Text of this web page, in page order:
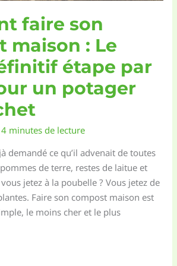
faire son
maison : Le
étape par
un potager
4 minutes de lecture
demandé ce qu’il advenait de toutes
de terre, restes de laitue et
jetez à la poubelle ? Vous jetez de
Faire son compost maison est
le moins cher et le plus